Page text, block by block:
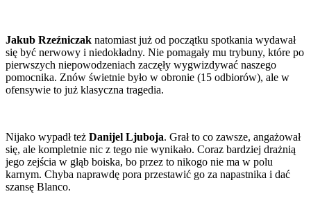
Jakub Rzeźniczak natomiast już od początku spotkania wydawał
się być nerwowy i niedokładny. Nie pomagały mu trybuny, które po
pierwszych niepowodzeniach zaczęły wygwizdywać naszego
pomocnika. Znów świetnie było w obronie (15 odbiorów), ale w
ofensywie to już klasyczna tragedia.
Nijako wypadł też Danijel Ljuboja. Grał to co zawsze, angażował
się, ale kompletnie nic z tego nie wynikało. Coraz bardziej drażnią
jego zejścia w głąb boiska, bo przez to nikogo nie ma w polu
karnym. Chyba naprawdę pora przestawić go za napastnika i dać
szansę Blanco.